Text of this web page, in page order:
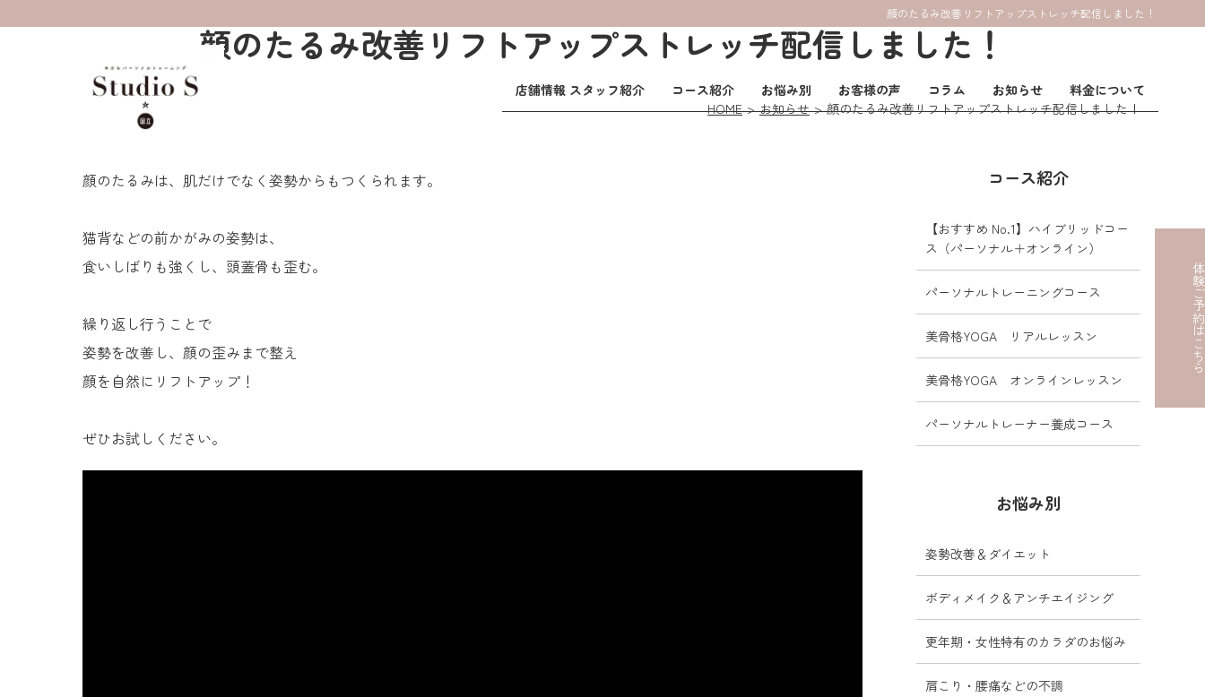
顔のたるみ改善リフトアップストレッチ配信しました！
体験ご
店舗情報 スタッフ紹介 コース紹介 お悩み別 お客様の声 コラム お知らせ 料金について
顔のたるみ改善リフトアップストレッチ配信しました！
HOME お知らせ 顔のたるみ改善リフトアップストレッチ配信しました！
顔のたるみは、肌だけでなく姿勢からもつくられます。
猫背などの前かがみの姿勢は、
食いしばりも強くし、頭蓋骨も歪む。
繰り返し行うことで
姿勢を改善し、顔の歪みまで整え
顔を自然にリフトアップ！
ぜひお試しください。
コース紹介
【おすすめ No.1】ハイブリッドコー
ス（パーソナル＋オンライン）
パーソナルトレーニングコース
美骨格YOGA リアルレッスン
美骨格YOGA オンラインレッスン
パーソナルトレーナー養成コース
お悩み別
姿勢改善＆ダイエット
ボディメイク＆アンチエイジング
更年期・女性特有のカラダのお悩み
肩こり・腰痛などの不調